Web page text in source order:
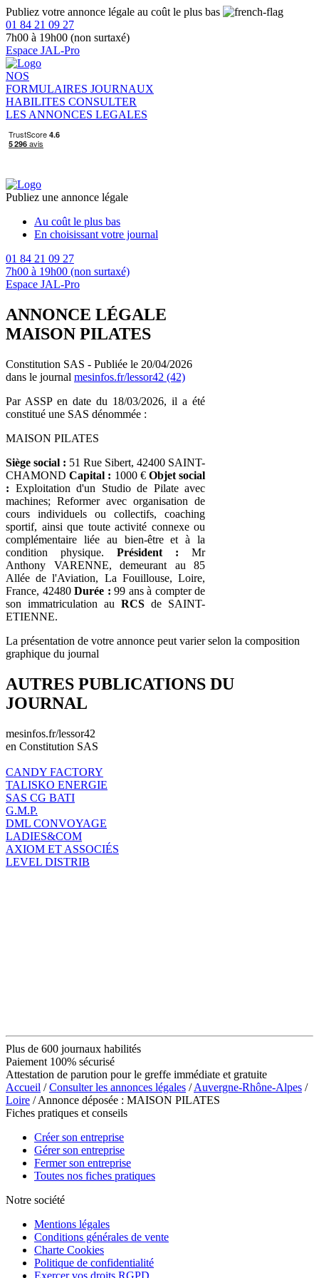
Publiez votre annonce légale au coût le plus bas
01 84 21 09 27
7h00 à 19h00 (non surtaxé)
Espace JAL-Pro
NOS
FORMULAIRES JOURNAUX
HABILITES CONSULTER
LES ANNONCES LEGALES
Publiez une annonce légale
Au coût le plus bas
En choisissant votre journal
01 84 21 09 27
7h00 à 19h00 (non surtaxé)
Espace JAL-Pro
ANNONCE LÉGALE
MAISON PILATES
Constitution SAS - Publiée le 20/04/2026
dans le journal mesinfos.fr/lessor42 (42)
Par ASSP en date du 18/03/2026, il a été
constitué une SAS dénommée :
MAISON PILATES
Siège social : 51 Rue Sibert, 42400 SAINT-
CHAMONDCapital : 1000 € Objet social
: Exploitation d'un Studio de Pilate avec
machines; Reformer avec organisation de
cours individuels ou collectifs, coaching
sportif, ainsi que toute activité connexe ou
complémentaire liée au bien-être et à la
condition physique. Président : Mr
Anthony VARENNE, demeurant au 85
Allée de l'Aviation, La Fouillouse, Loire,
France, 42480 Durée : 99 ans à compter de
son immatriculation au RCS de SAINT-
ETIENNE.
La présentation de votre annonce peut varier selon la composition
graphique du journal
AUTRES PUBLICATIONS DU
JOURNAL
mesinfos.fr/lessor42
en Constitution SAS
CANDY FACTORY
TALISKO ENERGIE
SAS CG BATI
G.M.P.
DML CONVOYAGE
LADIES&COM
AXIOM ET ASSOCIÉS
LEVEL DISTRIB
Plus de 600 journaux habilités
Paiement 100% sécurisé
Attestation de parution pour le greffe immédiate et gratuite
Accueil /Consulter les annonces légales /Auvergne-Rhône-Alpes /
Loire / Annonce déposée : MAISON PILATES
Fiches pratiques et conseils
Créer son entreprise
Gérer son entreprise
Fermer son entreprise
Toutes nos fiches pratiques
Notre société
Mentions légales
Conditions générales de vente
Charte Cookies
Politique de confidentialité
Exercer vos droits RGPD